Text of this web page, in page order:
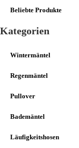
Beliebte Produkte
Kategorien
Wintermäntel
Regenmäntel
Pullover
Bademäntel
Läufigkeitshosen